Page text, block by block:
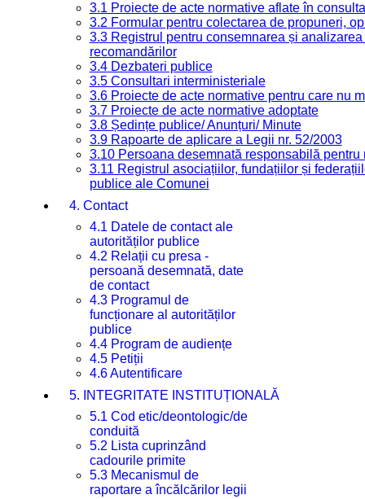
3.1 Proiecte de acte normative aflate în
3.2 Formular pentru colectarea de propuneri,
3.3 Registrul pentru consemnarea și
recomandărilor
3.4 Dezbateri publice
3.5 Consultari interministeriale
3.6 Proiecte de acte normative pentru care nu
3.7 Proiecte de acte normative adoptate
3.8 Ședințe publice/ Anunțuri/ Minute
3.9 Rapoarte de aplicare a Legii nr. 52/2003
3.10 Persoana desemnată responsabilă
3.11 Registrul asociațiilor, fundațiilor și
publice ale Comunei
4. Contact
4.1 Datele de contact ale
autorităților publice
4.2 Relații cu presa -
persoană desemnată, date
de contact
4.3 Programul de
funcționare al autorităților
publice
4.4 Program de audiențe
4.5 Petiții
4.6 Autentificare
5. INTEGRITATE INSTITUȚIONALĂ
5.1 Cod etic/deontologic/de
conduită
5.2 Lista cuprinzând
cadourile primite
5.3 Mecanismul de
raportare a încălcărilor legii